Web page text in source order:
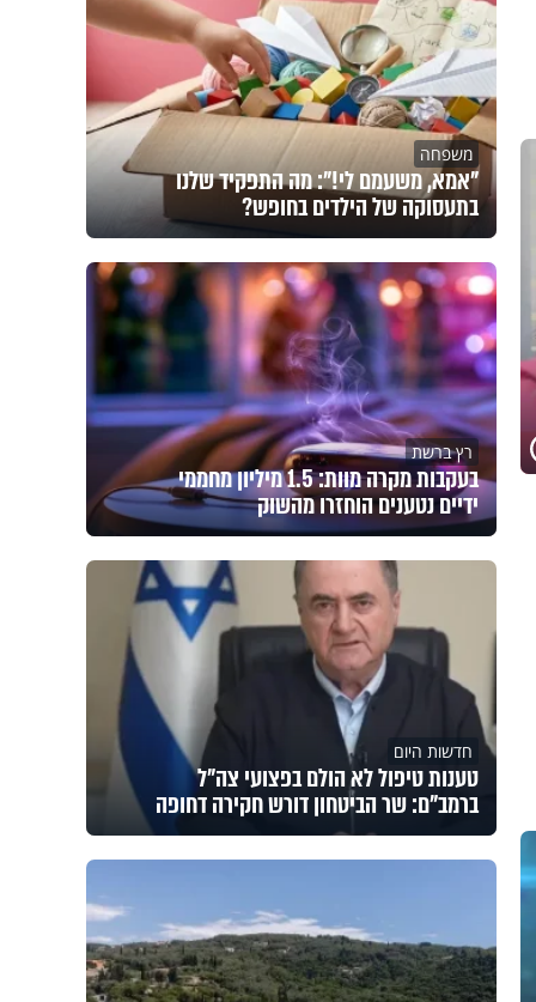
משפחה
"אמא, משעמם לי!": מה התפקיד שלנו
בתעסוקה של הילדים בחופש?
רץ ברשת
בעקבות מקרה מוות: 1.5 מיליון מחממי
ידיים נטענים הוחזרו מהשוק
חדשות היום
טענות טיפול לא הולם בפצועי צה"ל
ברמב"ם: שר הביטחון דורש חקירה דחופה